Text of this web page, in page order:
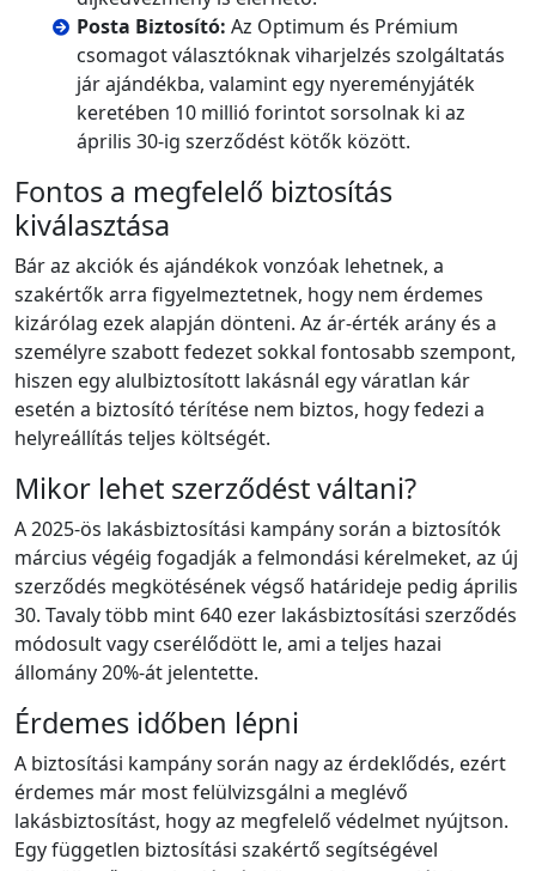
Posta Biztosító: Az Optimum és Prémium
csomagot választóknak viharjelzés szolgáltatás
jár ajándékba, valamint egy nyereményjáték
keretében 10 millió forintot sorsolnak ki az
április 30-ig szerződést kötők között.
Fontos a megfelelő biztosítás
kiválasztása
Bár az akciók és ajándékok vonzóak lehetnek, a
szakértők arra figyelmeztetnek, hogy nem érdemes
kizárólag ezek alapján dönteni. Az ár-érték arány és a
személyre szabott fedezet sokkal fontosabb szempont,
hiszen egy alulbiztosított lakásnál egy váratlan kár
esetén a biztosító térítése nem biztos, hogy fedezi a
helyreállítás teljes költségét.
Mikor lehet szerződést váltani?
A 2025-ös lakásbiztosítási kampány során a biztosítók
március végéig fogadják a felmondási kérelmeket, az új
szerződés megkötésének végső határideje pedig április
30. Tavaly több mint 640 ezer lakásbiztosítási szerződés
módosult vagy cserélődött le, ami a teljes hazai
állomány 20%-át jelentette.
Érdemes időben lépni
A biztosítási kampány során nagy az érdeklődés, ezért
érdemes már most felülvizsgálni a meglévő
lakásbiztosítást, hogy az megfelelő védelmet nyújtson.
Egy független biztosítási szakértő segítségével